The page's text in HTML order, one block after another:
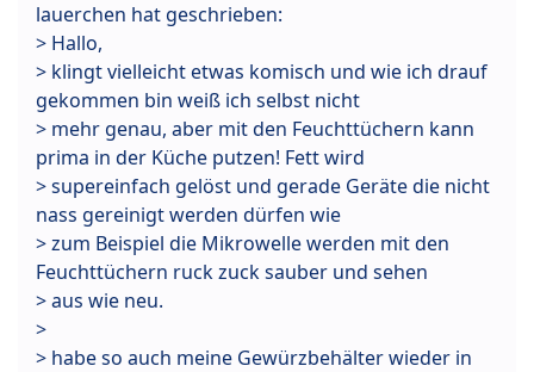
lauerchen hat geschrieben:
> Hallo,
> klingt vielleicht etwas komisch und wie ich drauf
gekommen bin weiß ich selbst nicht
> mehr genau, aber mit den Feuchttüchern kann
prima in der Küche putzen! Fett wird
> supereinfach gelöst und gerade Geräte die nicht
nass gereinigt werden dürfen wie
> zum Beispiel die Mikrowelle werden mit den
Feuchttüchern ruck zuck sauber und sehen
> aus wie neu.
>
> habe so auch meine Gewürzbehälter wieder in